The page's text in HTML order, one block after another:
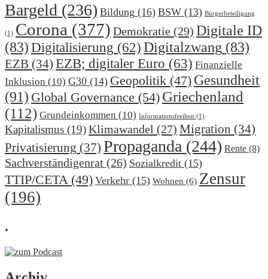
Bargeld (236) Bildung (16) BSW (13) Bürgerbeteiligung
(1) Corona (377) Demokratie (29) Digitale ID
(83) Digitalisierung (62) Digitalzwang (83)
EZB (34) EZB; digitaler Euro (63) Finanzielle
Inklusion (10) G30 (14) Geopolitik (47) Gesundheit
(91) Global Governance (54) Griechenland
(112) Grundeinkommen (10) Informationsfreiheit (1)
Kapitalismus (19)Klimawandel (27) Migration (34)
Privatisierung (37) Propaganda (244) Rente (8)
Sachverständigenrat (26) Sozialkredit (15)
TTIP/CETA(49) Verkehr (15) Wohnen (6) Zensur
(196)
.